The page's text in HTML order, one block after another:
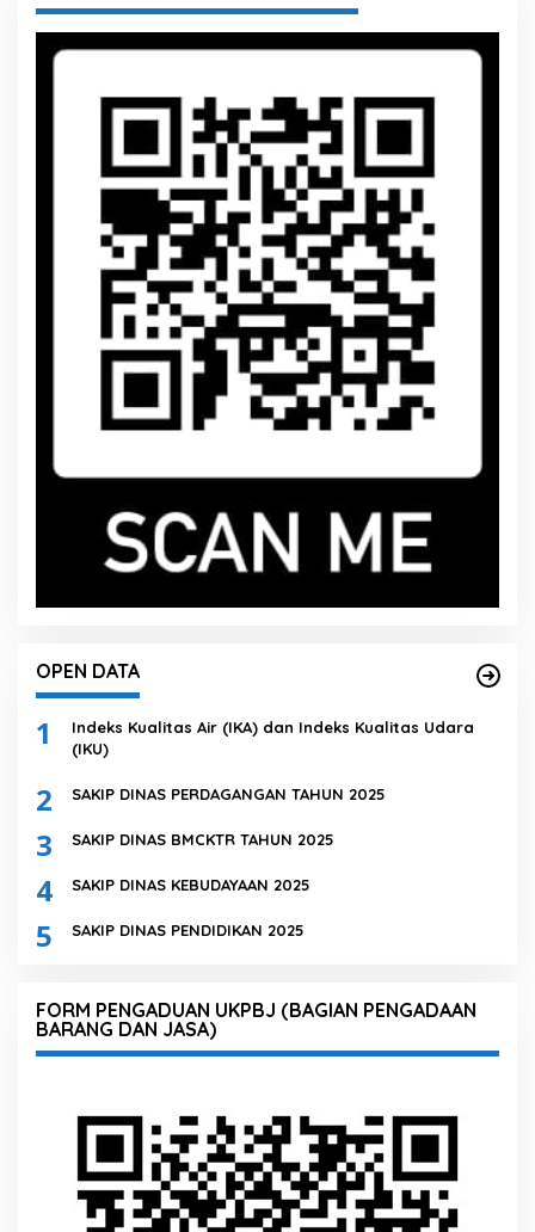
OPEN DATA
1
Indeks Kualitas Air (IKA) dan Indeks Kualitas Udara
(IKU)
2 SAKIP DINAS PERDAGANGAN TAHUN 2025
3 SAKIP DINAS BMCKTR TAHUN 2025
4 SAKIP DINAS KEBUDAYAAN 2025
5 SAKIP DINAS PENDIDIKAN 2025
FORM PENGADUAN UKPBJ (BAGIAN PENGADAAN
BARANG DAN JASA)